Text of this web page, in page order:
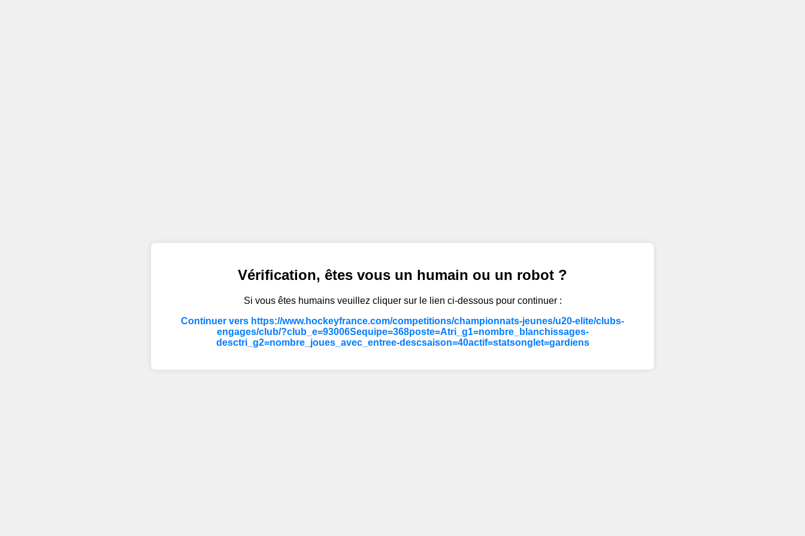
Vérification, êtes vous un humain ou un robot ?
Si vous êtes humains veuillez cliquer sur le lien ci-dessous pour continuer :
Continuer vers https://www.hockeyfrance.com/competitions/championnats-jeunes/u20-elite/clubs-
engages/club/?club_e=93006Sequipe=368poste=Atri_g1=nombre_blanchissages-
desctri_g2=nombre_joues_avec_entree-descsaison=40actif=statsonglet=gardiens